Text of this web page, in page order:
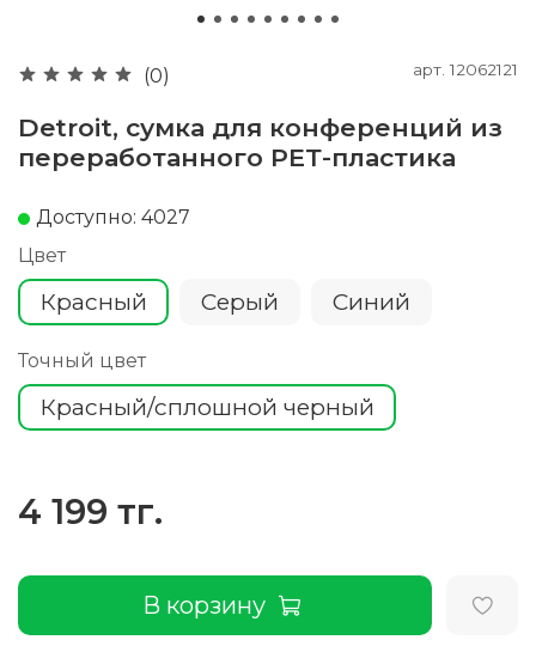
(0) арт.12062121
Detroit, сумка для конференций из
переработанного РЕТ-пластика
Доступно: 4027
Цвет
Красный Серый Cиний
Точный цвет
Красный/сплошной черный
4 199 тг.
В корзину